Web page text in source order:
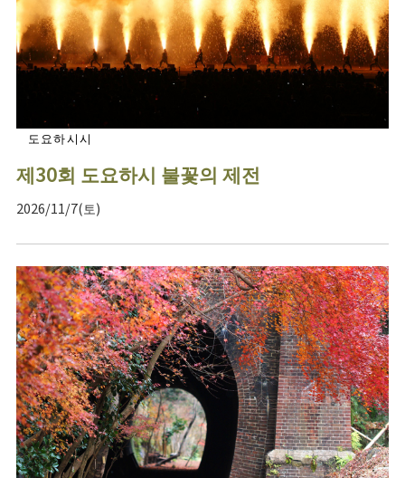
도요하시시
제30회 도요하시 불꽃의 제전
2026/11/7(토)